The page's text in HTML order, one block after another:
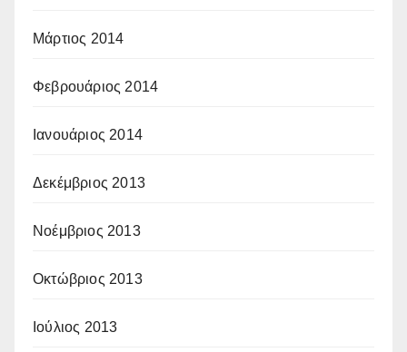
Μάρτιος 2014
Φεβρουάριος 2014
Ιανουάριος 2014
Δεκέμβριος 2013
Νοέμβριος 2013
Οκτώβριος 2013
Ιούλιος 2013